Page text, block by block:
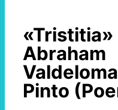
«Tristitia»
Abraham
Pinto